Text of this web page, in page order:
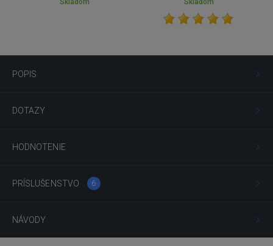
Skladom
Skladom
POPIS
DOTAZY
HODNOTENIE
PRÍSLUŠENSTVO 6
NÁVODY